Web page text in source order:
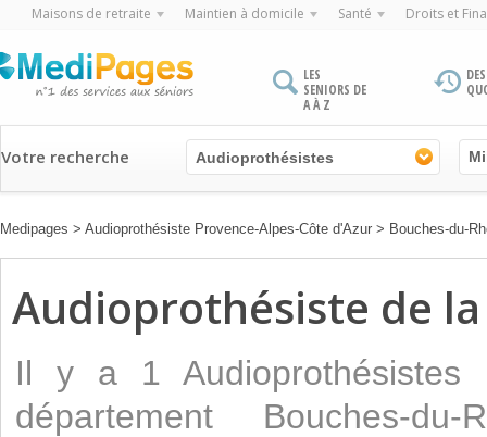
Maisons de retraite Maintien à domicile Santé Droits et
LES
SENIORS DE
A À Z
Votre recherche Audioprothésistes
Medipages > Audioprothésiste Provence-Alpes-Côte d'Azur > Bouches-du-
Audioprothésiste de
Il y a 1
département Bouches-